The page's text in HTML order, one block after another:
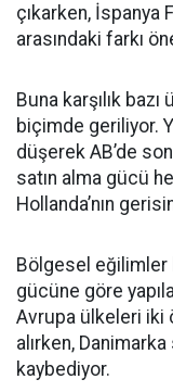
çıkarken, İspanya
arasındaki farkı
Buna karşılık
biçimde geriliyor.
düşerek AB’de
satın alma gücü
Hollanda’nın
Bölgesel eğilimler
gücüne göre
Avrupa ülkeleri iki
alırken,
kaybediyor.